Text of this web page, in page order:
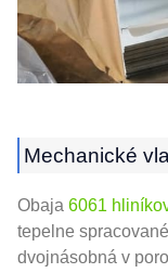
Mechanické
Obaja 6061
tepelne
dvojnásobná v